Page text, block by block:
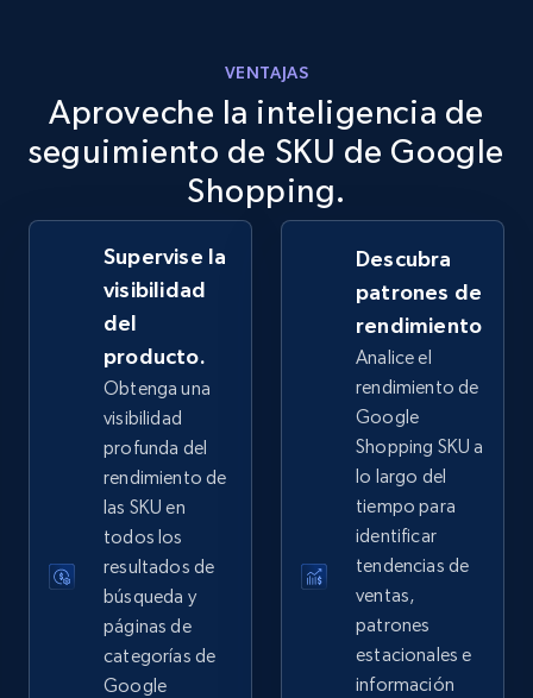
359+ Comenzar ahora
eBay - Collect records by category
URL, Product id, Title, Seller name, Seller rating,
Seller reviews, Breadcrumbs, Root category, and
more.
2.5K+ 359+ Comenzar ahora
Google Shopping
URL, Product id, Title, Product description,
Rating, Reviews count, Images, Variations, and
2.4K+ Comenzar ahora
VENTAJAS
Aproveche la inteligencia de
seguimiento de SKU de Google
Shopping.
Supervise la
visibilidad
del
producto.
Obtenga una
visibilidad
profunda del
rendimiento de
las SKU en
todos los
resultados de
búsqueda y
páginas de
categorías de
Google
Descubra
patrones de
rendimiento
Analice el
rendimiento de
Google
Shopping SKU a
lo largo del
tiempo para
identificar
tendencias de
ventas,
patrones
estacionales e
información